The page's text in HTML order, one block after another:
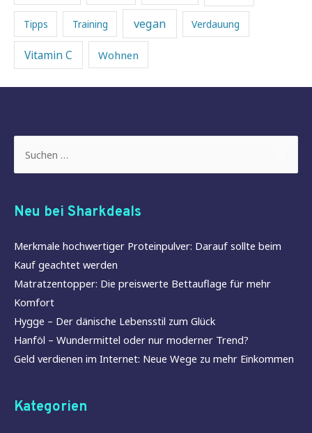
Tipps Training vegan Verdauung
Vitamin C Wohnen
nach:
Neu bei Sharkdeals
Merkmale hochwertiger Proteinpulver: Darauf sollte beim
Kauf geachtet werden
Matratzentopper: Die preiswerte Bettauflage für mehr
Komfort
Hygge – Der dänische Lebensstil zum Glück
Hanföl – Wundermittel oder nur moderner Trend?
Geld verdienen im Internet: Neue Wege zu mehr Einkommen
Kategorien